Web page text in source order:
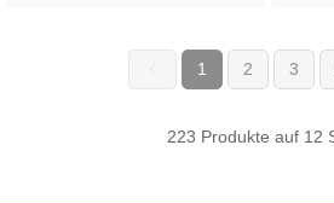
1 (current)
2 3
223 Produkte auf 12